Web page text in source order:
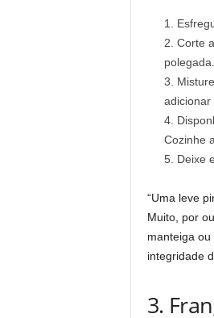
Corte
polegada.
adicionar
Cozinhe
Deixe
“Uma leve
Muito, por
manteiga
integridade
3.